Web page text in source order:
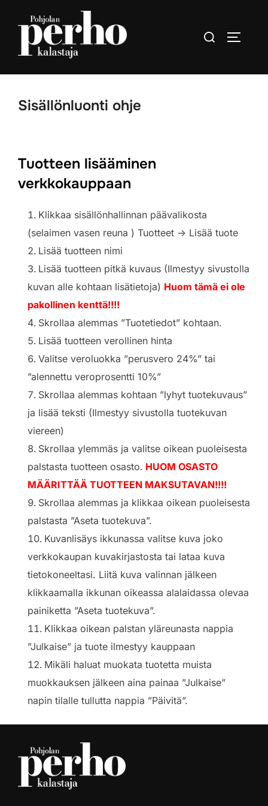
content
Search
Sisällönluonti ohje
Tuotteen lisääminen
verkkokauppaan
Klikkaa sisällönhallinnan päävalikosta
(selaimen vasen reuna ) Tuotteet -> Lisää tuote
Lisää tuotteen nimi
Lisää tuotteen pitkä kuvaus (Ilmestyy sivustolla
kuvan alle kohtaan lisätietoja) Huom tämä ei ole
pakollinen kenttä!!!!
Skrollaa alemmas ”Tuotetiedot” kohtaan.
Lisää tuotteen verollinen hinta
Valitse veroluokka ”perusvero 24%” tai
”alennettu veroprosentti 10%”
Skrollaa alemmas kohtaan ”lyhyt tuotekuvaus”
ja lisää teksti (Ilmestyy sivustolla tuotekuvan
viereen)
Skrollaa ylemmäs ja valitse oikean puoleisesta
palstasta tuotteen osasto. HUOM OSASTO
MÄÄRITTÄÄ TUOTTEEN MAKSUTAVAN!!!!
Skrollaa alemmas ja klikkaa oikean puoleisesta
palstasta ”Aseta tuotekuva”.
Kuvanlisäys ikkunassa valitse kuva joko
verkkokaupan kuvakirjastosta tai lataa kuva
tietokoneeltasi. Liitä kuva valinnan jälkeen
klikkaamalla ikkunan oikeassa alalaidassa olevaa
painiketta ”Aseta tuotekuva”.
Klikkaa oikean palstan yläreunasta nappia
”Julkaise” ja tuote ilmestyy kauppaan
Mikäli haluat muokata tuotetta muista
muokkauksen jälkeen aina painaa ”Julkaise”
napin tilalle tullutta nappia ”Päivitä”.